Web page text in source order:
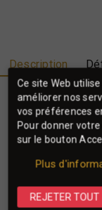
Description
La
FABARM
version gaz
marché, de part
Caractéristiques:
Ce site Web
améliorer nos
vos préférences
Pour donner
sur le bouton
Plus
REJETER TOUT